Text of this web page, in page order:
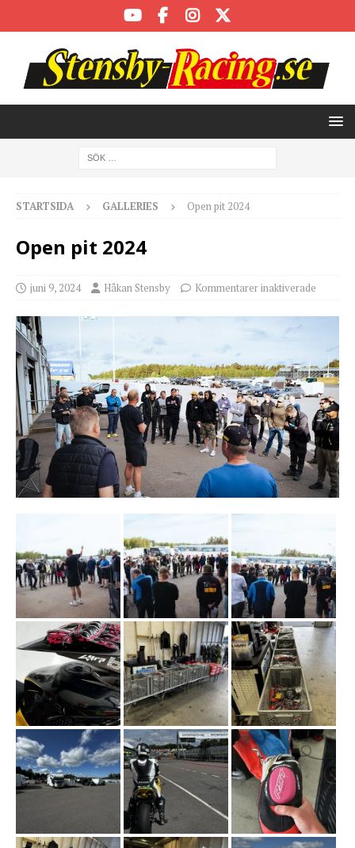
STARTSIDA GALLERIES Open pit 2024
Open pit 2024
juni 9, 2024 Håkan Stensby Kommentarer inaktiverade